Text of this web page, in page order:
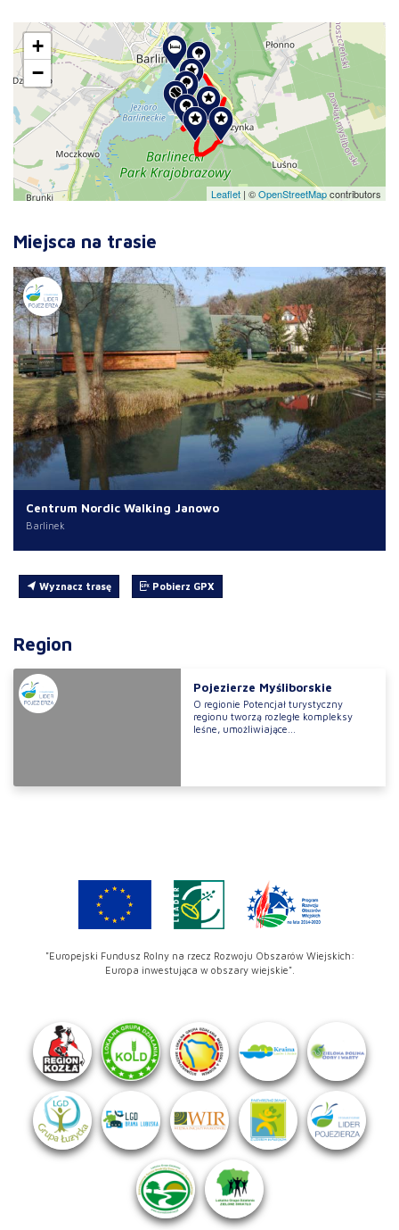
+
−
Leaflet | ©OpenStreetMapcontributors
Miejsca na trasie
Centrum Nordic Walking Janowo
Barlinek
Wyznacz trasę Pobierz GPX
Region
Pojezierze Myśliborskie
O regionie Potencjał turystyczny
regionu tworzą rozległe kompleksy
leśne, umożliwiające...
"Europejski Fundusz Rolny na rzecz Rozwoju Obszarów Wiejskich:
Europa inwestująca w obszary wiejskie".